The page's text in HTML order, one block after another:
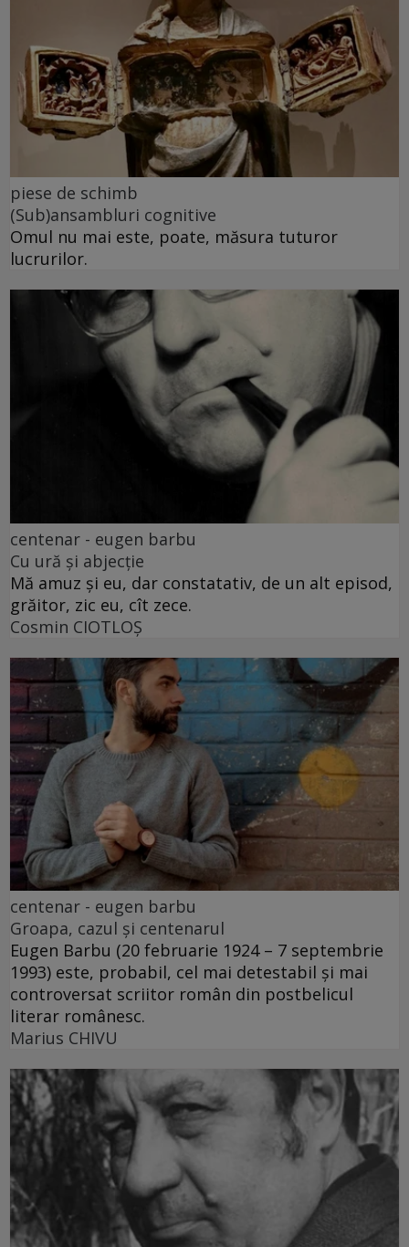
piese de schimb
(Sub)ansambluri cognitive
Omul nu mai este, poate, măsura tuturor
lucrurilor.
centenar - eugen barbu
Cu ură și abjecție
Mă amuz și eu, dar constatativ, de un alt episod,
grăitor, zic eu, cît zece.
Cosmin CIOTLOŞ
centenar - eugen barbu
Groapa, cazul și centenarul
Eugen Barbu (20 februarie 1924 – 7 septembrie
1993) este, probabil, cel mai detestabil și mai
controversat scriitor român din postbelicul
literar românesc.
Marius CHIVU